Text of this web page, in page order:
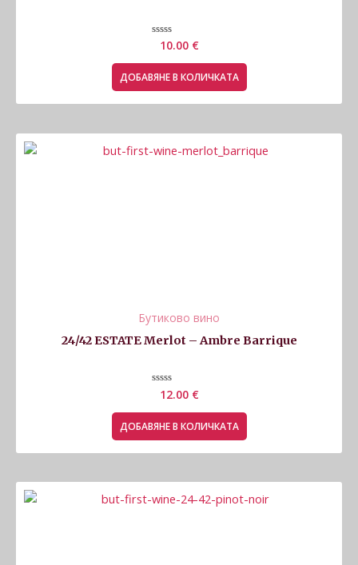
Оценено
0
от
5
10.00 €
ДОБАВЯНЕ В КОЛИЧКАТА
Бутиково вино
24/42 ESTATE Merlot – Ambre Barrique
Оценено
0
от
5
12.00 €
ДОБАВЯНЕ В КОЛИЧКАТА